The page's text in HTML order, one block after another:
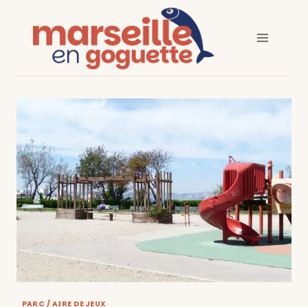
contenu
PARC / AIRE DE JEUX